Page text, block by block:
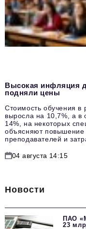
Высокая инфляция
подняли цены
Стоимость обучения в
выросла на 10,7%, а в
14%, на некоторых
объясняют повышение
преподавателей и
04 августа 14:15
Новости
ПАО
23